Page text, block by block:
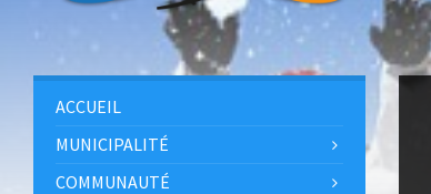
ACCUEIL
MUNICIPALITÉ
COMMUNAUTÉ